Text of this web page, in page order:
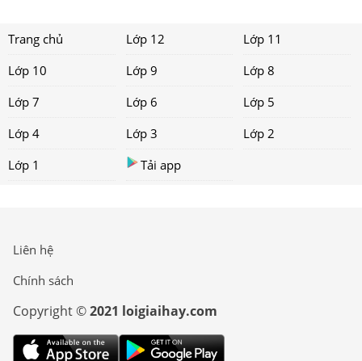
Trang chủ Lớp 12
Lớp 11
Lớp 10
Lớp 9
Lớp 8
Lớp 7
Lớp 6
Lớp 5
Lớp 4
Lớp 3
Lớp 2
Lớp 1
Tải app
Liên hệ
Chính sách
Copyright ©2021 loigiaihay.com